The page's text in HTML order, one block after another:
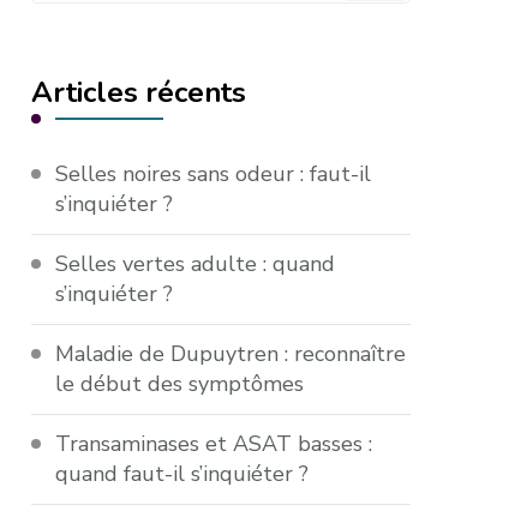
Articles récents
Selles noires sans odeur : faut-il
s’inquiéter ?
Selles vertes adulte : quand
s’inquiéter ?
Maladie de Dupuytren : reconnaître
le début des symptômes
Transaminases et ASAT basses :
quand faut-il s’inquiéter ?